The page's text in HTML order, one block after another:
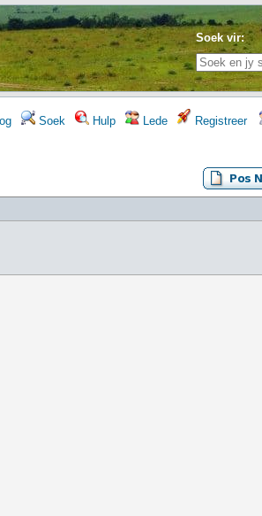
Soek vir:
Soek Hulp Lede Registreer